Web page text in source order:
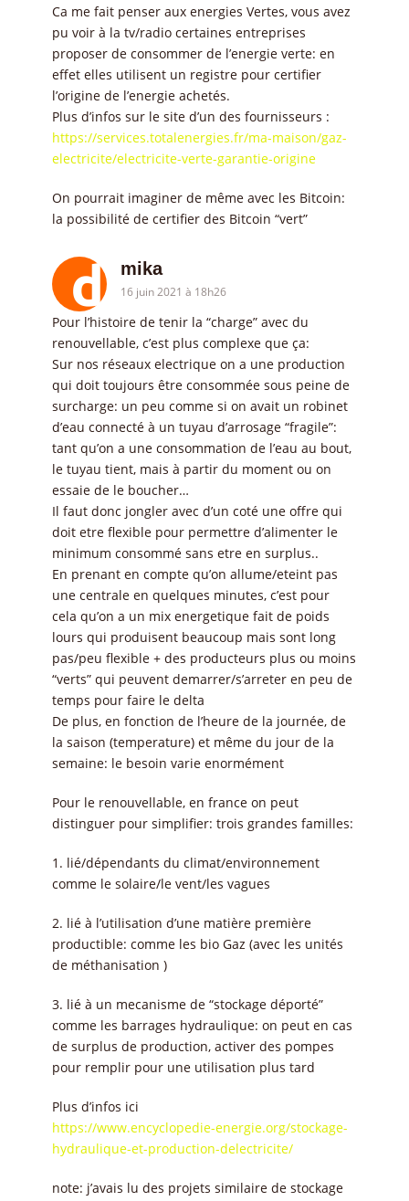
Ca me fait penser aux energies Vertes, vous avez
pu voir à la tv/radio certaines entreprises
proposer de consommer de l’energie verte: en
effet elles utilisent un registre pour certifier
l’origine de l’energie achetés.
Plus d’infos sur le site d’un des fournisseurs :
https://services.totalenergies.fr/ma-maison/gaz-
electricite/electricite-verte-garantie-origine
On pourrait imaginer de même avec les Bitcoin:
la possibilité de certifier des Bitcoin “vert”
mika
16 juin 2021 à 18h26
Pour l’histoire de tenir la “charge” avec du
renouvellable, c’est plus complexe que ça:
Sur nos réseaux electrique on a une production
qui doit toujours être consommée sous peine de
surcharge: un peu comme si on avait un robinet
d’eau connecté à un tuyau d’arrosage “fragile”:
tant qu’on a une consommation de l’eau au bout,
le tuyau tient, mais à partir du moment ou on
essaie de le boucher…
Il faut donc jongler avec d’un coté une offre qui
doit etre flexible pour permettre d’alimenter le
minimum consommé sans etre en surplus..
En prenant en compte qu’on allume/eteint pas
une centrale en quelques minutes, c’est pour
cela qu’on a un mix energetique fait de poids
lours qui produisent beaucoup mais sont long
pas/peu flexible + des producteurs plus ou moins
“verts” qui peuvent demarrer/s’arreter en peu de
temps pour faire le delta
De plus, en fonction de l’heure de la journée, de
la saison (temperature) et même du jour de la
semaine: le besoin varie enormément
Pour le renouvellable, en france on peut
distinguer pour simplifier: trois grandes familles:
1. lié/dépendants du climat/environnement
comme le solaire/le vent/les vagues
2. lié à l’utilisation d’une matière première
productible: comme les bio Gaz (avec les unités
de méthanisation )
3. lié à un mecanisme de “stockage déporté”
comme les barrages hydraulique: on peut en cas
de surplus de production, activer des pompes
pour remplir pour une utilisation plus tard
Plus d’infos ici
https://www.encyclopedie-energie.org/stockage-
hydraulique-et-production-delectricite/
note: j’avais lu des projets similaire de stockage